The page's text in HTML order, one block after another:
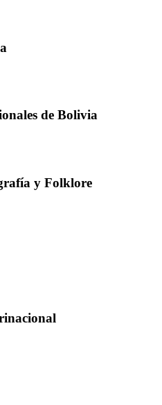
de Bolivia
y Folklore